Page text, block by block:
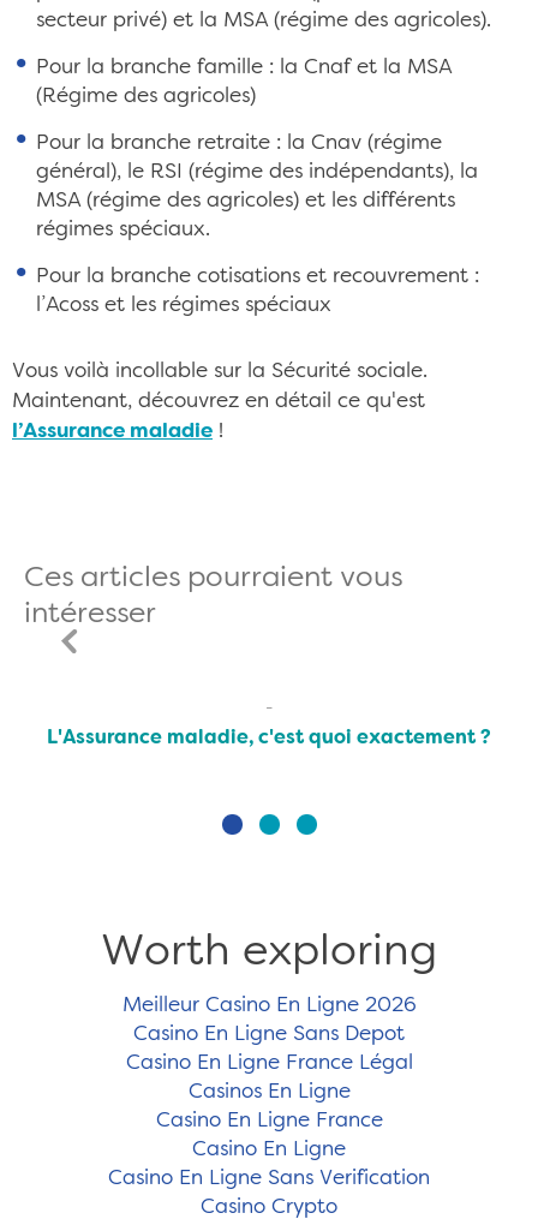
secteur privé) et la MSA (régime des agricoles).
Pour la branche famille : la Cnaf et la MSA
(Régime des agricoles)
Pour la branche retraite : la Cnav (régime
général), le RSI (régime des indépendants), la
MSA (régime des agricoles) et les différents
régimes spéciaux.
Pour la branche cotisations et recouvrement :
l’Acoss et les régimes spéciaux
Vous voilà incollable sur la Sécurité sociale.
Maintenant, découvrez en détail ce qu'est
l’Assurance maladie !
Ces articles pourraient vous
intéresser
L'Assurance maladie, c'est quoi exactement ?
Worth exploring
Meilleur Casino En Ligne 2026
Casino En Ligne Sans Depot
Casino En Ligne France Légal
Casinos En Ligne
Casino En Ligne France
Casino En Ligne
Casino En Ligne Sans Verification
Casino Crypto